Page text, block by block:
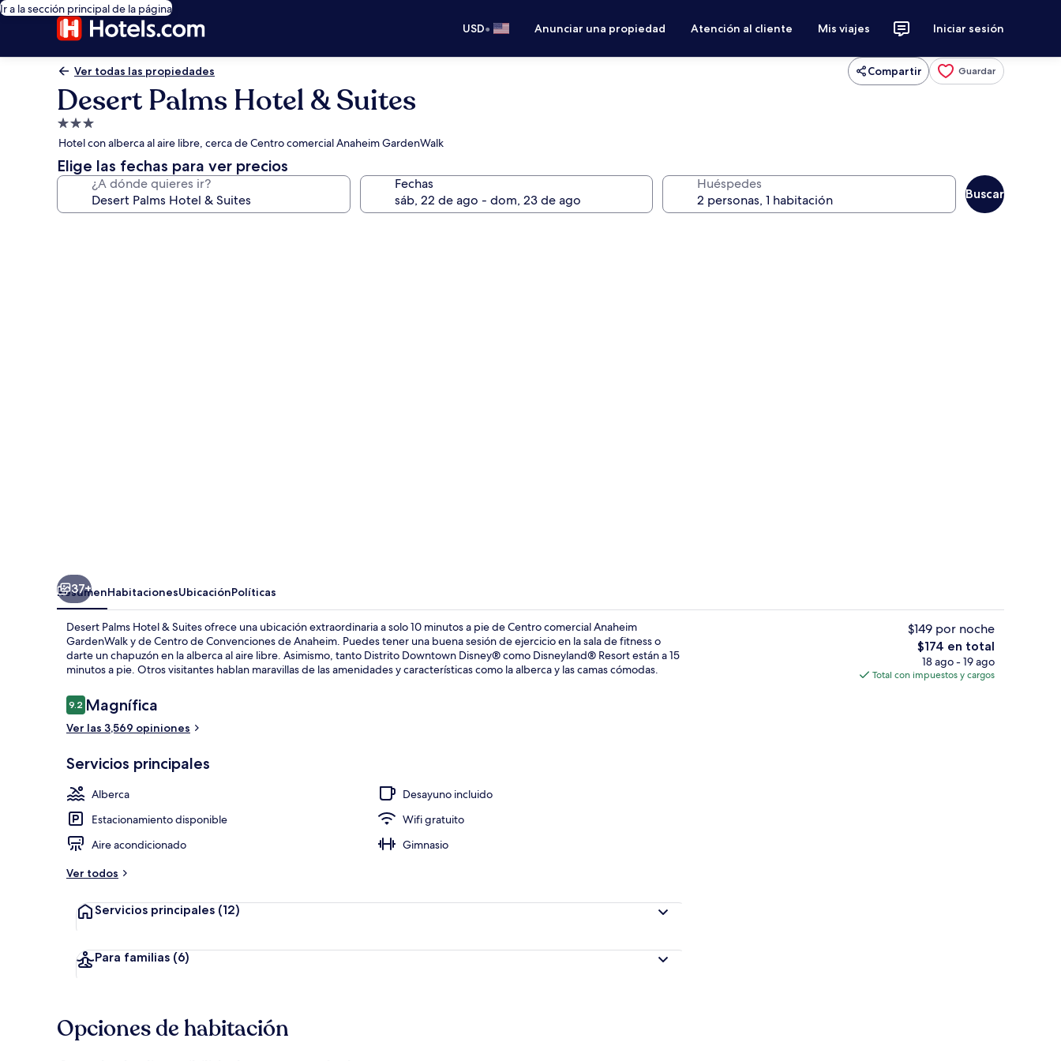
Ir a la sección principal de la página
USD• Anunciar una propiedad Atención al cliente Mis viajes Iniciar sesión
Ver todas las propiedades Compartir Guardar
Desert Palms Hotel & Suites
Propiedad
de
3.0
estrellas
Hotel con alberca al aire libre, cerca de Centro comercial Anaheim GardenWalk
Elige las fechas para ver precios
¿A dónde quieres ir? Fechas Huéspedes
Buscar
Vista desde la habitación
37+
ResumenHabitacionesUbicaciónPolíticas
Desert Palms Hotel & Suites ofrece una ubicación extraordinaria a solo 10 minutos a pie de Centro comercial Anaheim
GardenWalk y de Centro de Convenciones de Anaheim. Puedes tener una buena sesión de ejercicio en la sala de fitness o
darte un chapuzón en la alberca al aire libre. Asimismo, tanto Distrito Downtown Disney® como Disneyland® Resort están a 15
minutos a pie. Otros visitantes hablan maravillas de las amenidades y características como la alberca y las camas cómodas.
Opiniones
9.29.2 de 10,
Magnífica
Ver las 3,569 opiniones
Servicios principales
Alberca
Desayuno incluido
Estacionamiento disponible
Wifi gratuito
Aire acondicionado
Gimnasio
Ver todos
Servicios principales (12)
Para familias (6)
$149 por noche
El
precio
total
$174 en total
18 ago - 19 ago
Total con impuestos y cargos
Opciones de habitación